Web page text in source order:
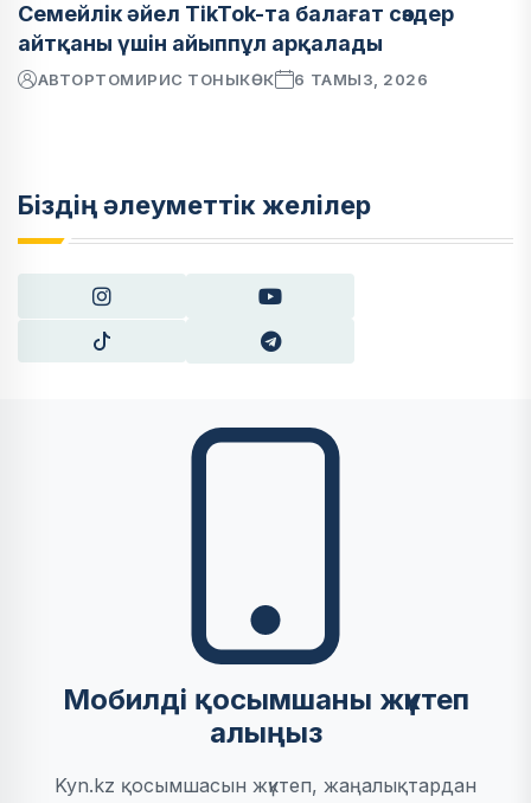
Семейлік әйел TikTok-та балағат сөздер
айтқаны үшін айыппұл арқалады
АВТОРТОМИРИС ТОНЫКӨК 6 ТАМЫЗ, 2026
Біздің әлеуметтік желілер
Мобилді қосымшаны жүктеп
алыңыз
Kyn.kz қосымшасын жүктеп, жаңалықтардан